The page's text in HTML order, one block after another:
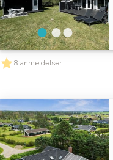
8 anmeldelser